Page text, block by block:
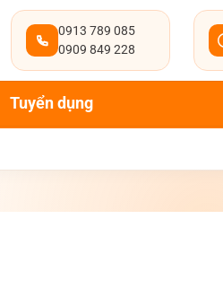
0913 789 085
0909 849 228
Tuyển dụng